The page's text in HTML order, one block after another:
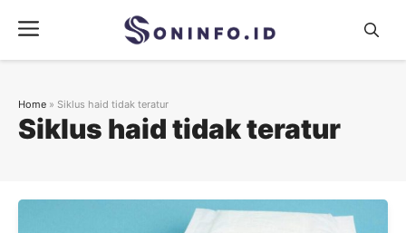
content
Menu
Siklus haid tidak teratur
Home » Siklus haid tidak teratur